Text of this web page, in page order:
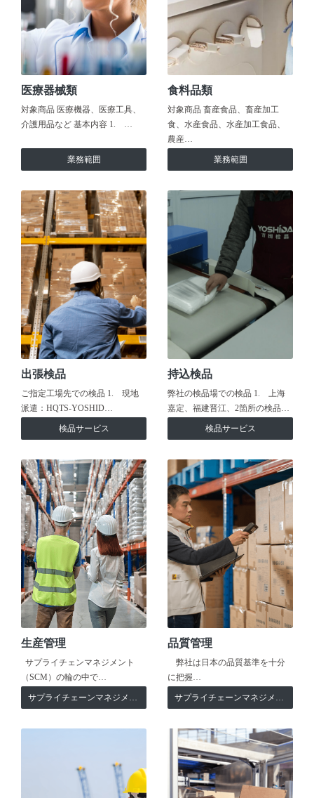
医療器械類
対象商品 医療機器、医療工具、
介護用品など 基本内容 1. …
業務範囲
食料品類
対象商品 畜産食品、畜産加工
食、水産食品、水産加工食品、
農産…
業務範囲
出張検品
ご指定工場先での検品 1. 現地
派遣：HQTS-YOSHID…
検品サービス
持込検品
弊社の検品場での検品 1. 上海
嘉定、福建晋江、2箇所の検品…
検品サービス
生産管理
サプライチェンマネジメント
（SCM）の輪の中で…
サプライチェーンマネジメント
品質管理
弊社は日本の品質基準を十分
に把握…
サプライチェーンマネジメント